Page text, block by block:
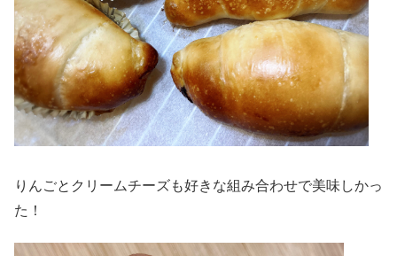
りんごとクリームチーズも好きな組み合わせで美味しかっ
た！